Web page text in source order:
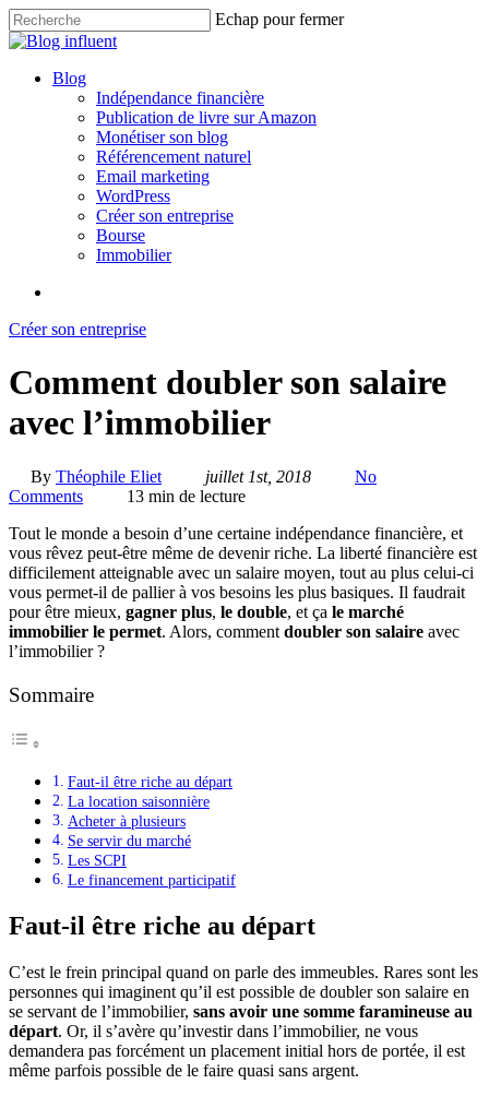
Skip
to
content
Echap pour fermer
Close
search
Menu
Blog
Indépendance financière
Publication de livre sur Amazon
Monétiser son blog
Référencement naturel
Email marketing
WordPress
Créer son entreprise
Bourse
Immobilier
Créer son entreprise
Comment doubler son salaire
avec l’immobilier
By Théophile Eliet juillet 1st, 2018
No
Comments
13 min de lecture
Tout le monde a besoin d’une certaine indépendance financière, et
vous rêvez peut-être même de devenir riche. La liberté financière est
difficilement atteignable avec un salaire moyen, tout au plus celui-ci
vous permet-il de pallier à vos besoins les plus basiques. Il faudrait
pour être mieux, gagner plus, le double, et ça le marché
immobilier le permet. Alors, comment doubler son salaire avec
l’immobilier ?
Sommaire
Faut-il être riche au départ
La location saisonnière
Acheter à plusieurs
Se servir du marché
Les SCPI
Le financement participatif
Faut-il être riche au départ
C’est le frein principal quand on parle des immeubles. Rares sont les
personnes qui imaginent qu’il est possible de doubler son salaire en
se servant de l’immobilier, sans avoir une somme faramineuse au
départ. Or, il s’avère qu’investir dans l’immobilier, ne vous
demandera pas forcément un placement initial hors de portée, il est
même parfois possible de le faire quasi sans argent.